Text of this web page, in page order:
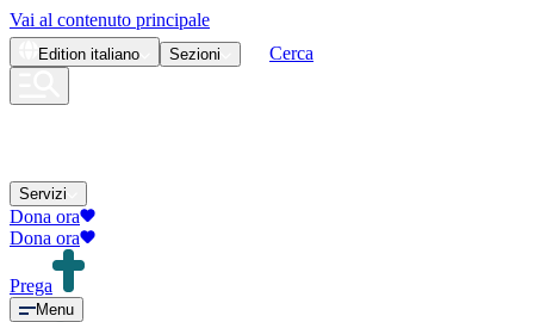
Vai al contenuto principale
Edition italiano Sezioni Cerca
Servizi
Dona ora
Dona ora
Prega
Menu